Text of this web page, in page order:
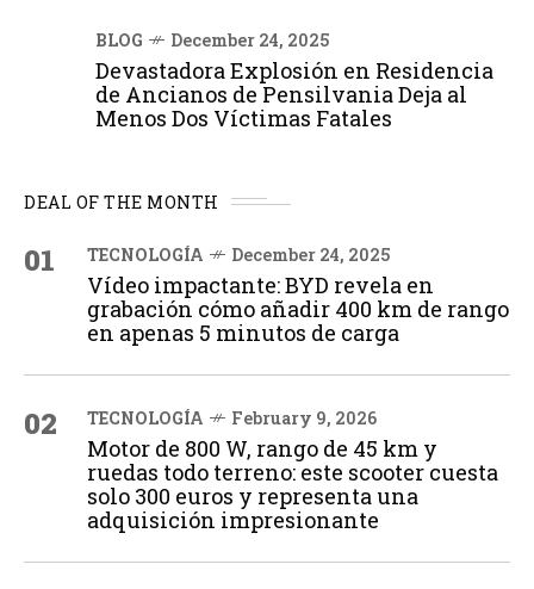
BLOG December 24, 2025
Devastadora Explosión en Residencia
de Ancianos de Pensilvania Deja al
Menos Dos Víctimas Fatales
DEAL OF THE MONTH
01 TECNOLOGÍA December 24, 2025
Vídeo impactante: BYD revela en
grabación cómo añadir 400 km de rango
en apenas 5 minutos de carga
02 TECNOLOGÍA February 9, 2026
Motor de 800 W, rango de 45 km y
ruedas todo terreno: este scooter cuesta
solo 300 euros y representa una
adquisición impresionante